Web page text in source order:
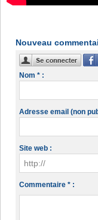
Nouveau
Nom * :
Adresse email (non
Site web :
Commentaire * :